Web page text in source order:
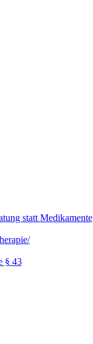
statt Medikamente
§ 43